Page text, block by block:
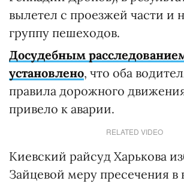
вылетел с проезжей части и
группу пешеходов.
Досудебным
установлено, что оба
правила дорожного
привело к аварии.
RELATED VIDEO
Киевский райсуд Харькова
Зайцевой меру пресечения в